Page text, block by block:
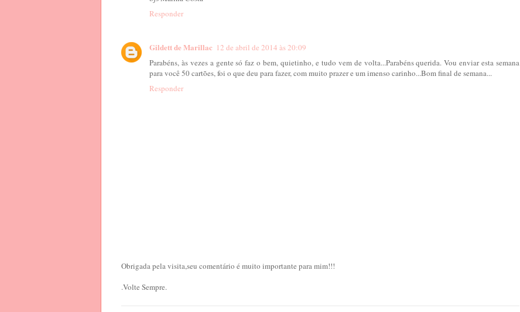
Responder
Gildett de Marillac 12 de abril de 2014 às 20:09
Parabéns, às vezes a gente só faz o bem, quietinho, e tudo vem de volta...Parabéns querida. Vou enviar esta semana
para você 50 cartões, foi o que deu para fazer, com muito prazer e um imenso carinho...Bom final de semana...
Responder
Obrigada pela visita,seu comentário é muito importante para mim!!!
.Volte Sempre.